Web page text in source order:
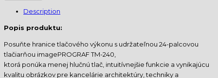
Description
Popis produktu:
Posuňte hranice tlačového výkonu s udržateľnou 24-palcovou
tlačiarňou imagePROGRAF TM-240,
ktorá ponúka menej hlučnú tlač, intuitívnejšie funkcie a vynikajúcu
kvalitu obrázkov pre kancelárie architektúry, techniky a